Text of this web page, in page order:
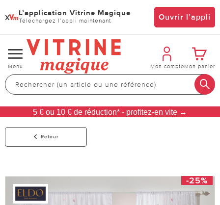
x L’application Vitrine Magique
Téléchargez l’appli maintenant Ouvrir l’appli
Changer
de
navigation
Menu Mon compteMon panier
5 € ou 10 € de réduction* - profitez-en vite →
Retour
-25%